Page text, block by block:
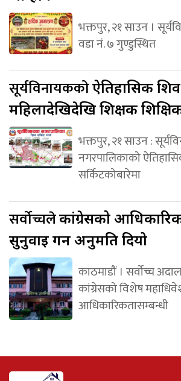
भक्तपुर, २१ साउन ।
वडा नं. ७ गुण्डुस्थित
सूर्यविनायककोऐतिहासिक
महिलादेखिदेखि शिक्षक
भक्तपुर, २१ साउन :
नगरपालिकाको
सर्किटकोबारेमा
सर्वोच्चलेकांग्रेसको
सुनुवाइ गर्न अनुमति दियो
काठमाडौं । सर्वोच्च
कांग्रेसको विशेष
आधिकारिकतासम्बन्धी